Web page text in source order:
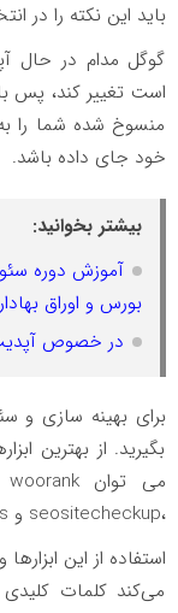
باید این نکته را در
گوگل مدام در حال
است تغییر کند، پس
منسوخ شده شما را
خود جای داده باشد.
بیشتر بخوانید:
آموزش دوره
بورس و اوراق بهادار
در خصوص
برای بهینه سازی و
بگیرید. از بهترین
،seositecheckup و Ahrefs را نام برد.
استفاده از این
می‌کند کلمات